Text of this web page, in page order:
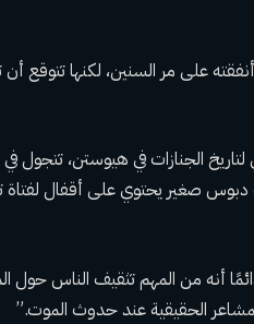
على مر السنين، لكنها تتوقع
الجنازات في هيوستن، تتجول
أنه من المهم تثقيف الناس حول
الحقيقية عند حدوث الموت.”